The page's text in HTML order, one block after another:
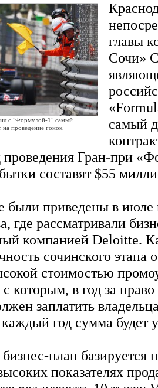
с "Формулой-1" самый
проведение гонок.
главы
Сочи»
самый
проведения Гран-при
составят $55
были приведены в июле
где рассматривали
компанией Deloitte.
сочинского этапа
стоимостью
с которым, в год за
заплатить
год сумма будет
план базируется
показателях